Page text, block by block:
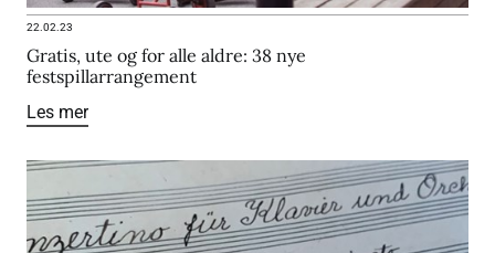
22.02.23
Gratis, ute og for alle aldre: 38 nye
festspillarrangement
Les mer